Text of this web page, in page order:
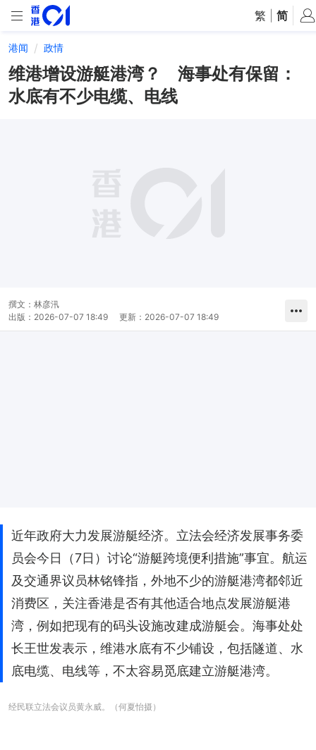
繁 简
港闻 政情
维港增设游艇港湾？ 海事处有保留：
水底有不少电缆、电线
撰文： 林彦汛
出版： 2026-07-07 18:49 更新： 2026-07-07 18:49
近年政府大力发展游艇经济。立法会经济发展事务委
员会今日（7日）讨论“游艇跨境便利措施”事宜。航运
及交通界议员林铭锋指，外地不少的游艇港湾都邻近
消费区，关注香港是否有其他适合地点发展游艇港
湾，例如把现有的码头设施改建成游艇会。海事处处
长王世发表示，维港水底有不少铺设，包括隧道、水
底电缆、电线等，不太容易觅底建立游艇港湾。
经民联立法会议员黄永威。（何夏怡摄）